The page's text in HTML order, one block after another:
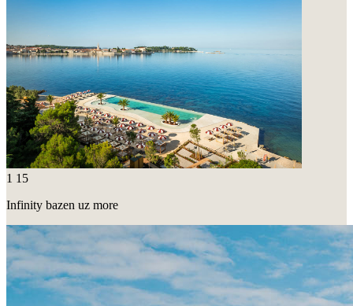
1 15
Infinity bazen uz more